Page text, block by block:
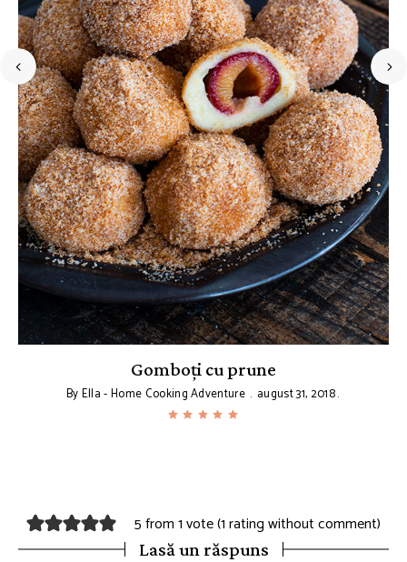
Gomboți cu prune
ByElla - Home Cooking Adventure august 31, 2018
5 from 1 vote (1 rating without comment)
Lasă un răspuns